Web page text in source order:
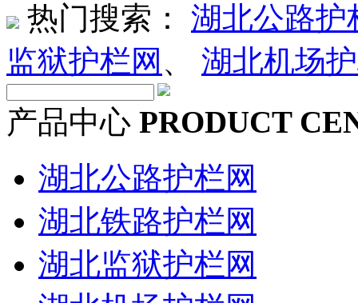
热门搜索： 湖北公路护
监狱护栏网 、 湖北机场
产品中心 PRODUCT
湖北公路护栏网
湖北铁路护栏网
湖北监狱护栏网